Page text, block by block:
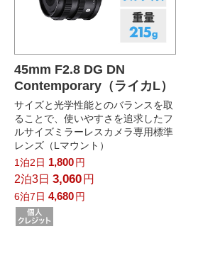
45mm F2.8 DG DN
Contemporary（ライカL）
サイズと光学性能とのバランスを取
ることで、使いやすさを追求したフ
ルサイズミラーレスカメラ専用標準
レンズ（Lマウント）
1泊2日 1,800円
2泊3日 3,060 円
6泊7日 4,680円